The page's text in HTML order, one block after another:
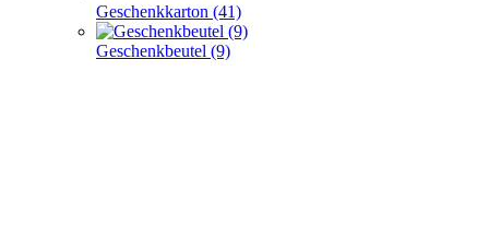
Geschenkkarton (41)
Geschenkbeutel (9)